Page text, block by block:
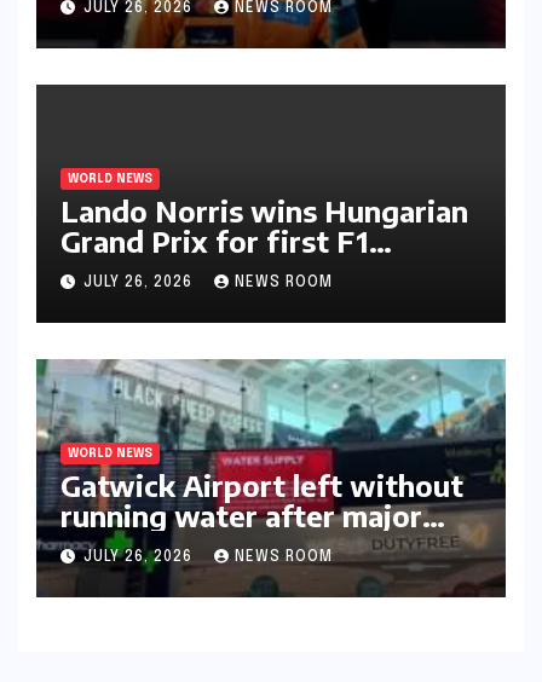
JULY 26, 2026 NEWS ROOM
WORLD NEWS
Lando Norris wins Hungarian
Grand Prix for first F1
triumph in 2026​​
JULY 26, 2026 NEWS ROOM
WORLD NEWS
Gatwick Airport left without
running water after major
outage​​
JULY 26, 2026 NEWS ROOM